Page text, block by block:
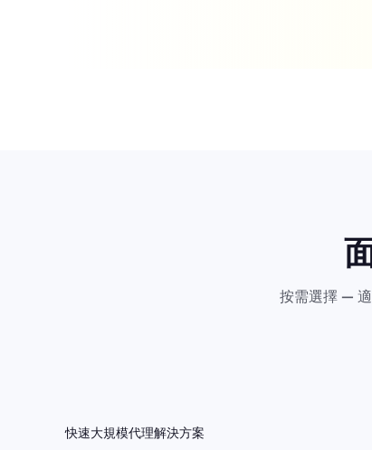
按需選擇 —
快速大規模代理解決方案